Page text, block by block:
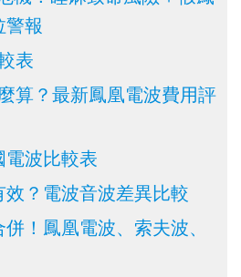
警報
表
算？最新鳳凰電波費用評
電波比較表
效？電波音波差異比較
！鳳凰電波、索夫波、